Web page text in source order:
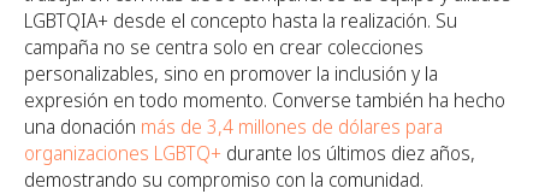
LGBTQIA+ desde el concepto hasta la realización. Su
campaña no se centra solo en crear colecciones
personalizables, sino en promover la inclusión y la
expresión en todo momento. Converse también ha hecho
una donación más de 3,4 millones de dólares para
organizaciones LGBTQ+ durante los últimos diez años,
demostrando su compromiso con la comunidad.